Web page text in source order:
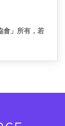
會」所有，若